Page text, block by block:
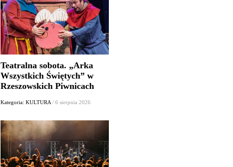
Teatralna sobota. „Arka
Wszystkich Świętych” w
Rzeszowskich Piwnicach
Kategoria: KULTURA / 6 sierpnia 2026